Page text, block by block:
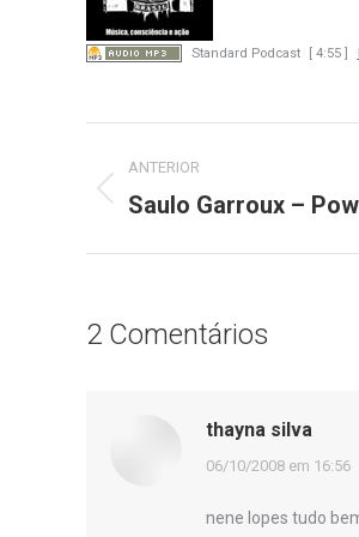
Standard Podcast [ 4:55 ]
de
post:
ANTERIOR
Post
Saulo Garroux –
2 Comentários
thayna silva
disse:
06/10/2008 em 16:56
nene lopes tudo